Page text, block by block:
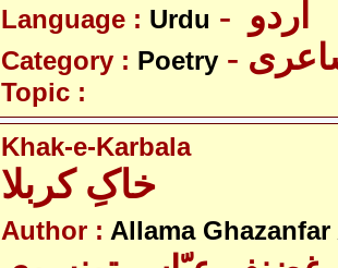
Language : Urdu
Category : Poetry
Topic :
Khak-e-Karbala
خاکِ کربلا
Author : Allama